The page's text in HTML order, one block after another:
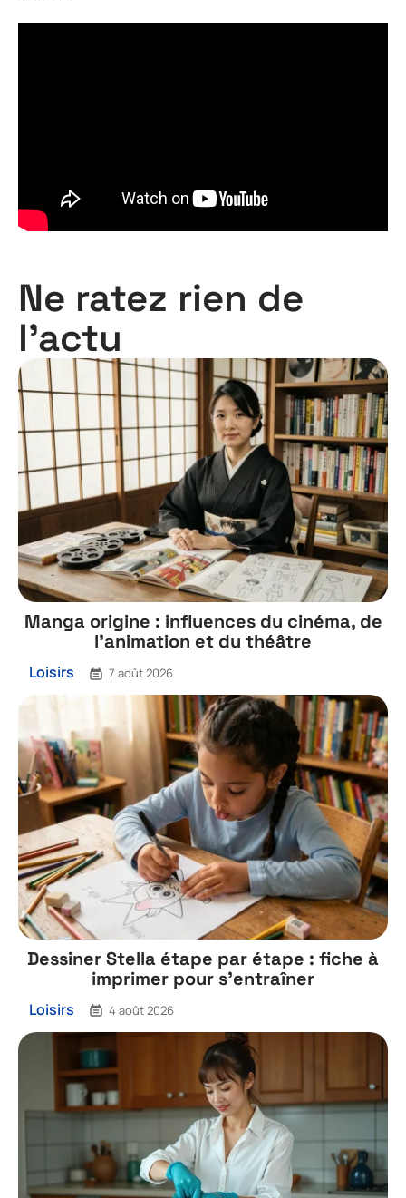
Ne ratez rien de
l'actu
Manga origine : influences du cinéma, de
l’animation et du théâtre
Loisirs 7 août 2026
Dessiner Stella étape par étape : fiche à
imprimer pour s’entraîner
Loisirs 4 août 2026